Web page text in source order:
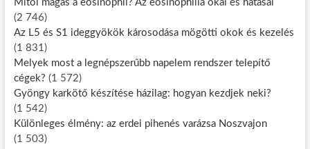
Mitől magas a eosinophil? Az eosinophilia okai és hatásai
(2 746)
Az L5 és S1 ideggyökök károsodása mögötti okok és kezelés
(1 831)
Melyek most a legnépszerűbb napelem rendszer telepítő
cégek? (1 572)
Gyöngy karkötő készítése házilag: hogyan kezdjek neki?
(1 542)
Különleges élmény: az erdei pihenés varázsa Noszvajon
(1 503)